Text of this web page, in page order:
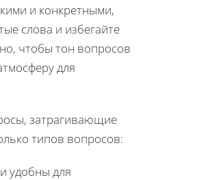
и конкретными,
слова и избегайте
чтобы тон вопросов
для
затрагивающие
типов вопросов:
удобны для